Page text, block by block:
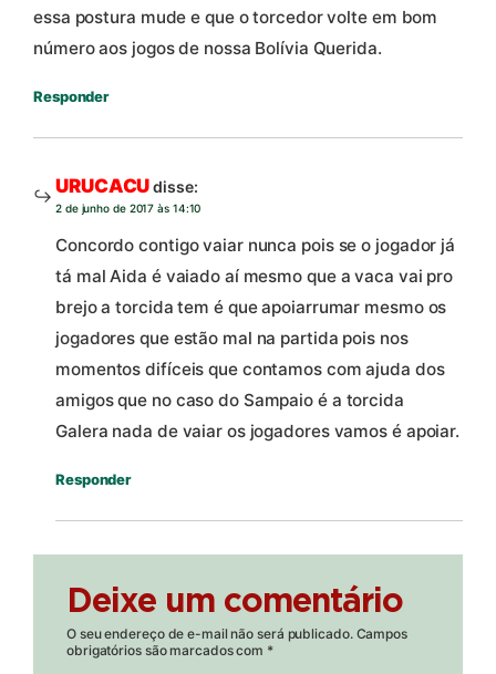
essa postura mude e que o torcedor volte em bom
número aos jogos de nossa Bolívia Querida.
Responder
URUCACUdisse:
2 de junho de 2017 às 14:10
Concordo contigo vaiar nunca pois se o jogador já
tá mal Aida é vaiado aí mesmo que a vaca vai pro
brejo a torcida tem é que apoiarrumar mesmo os
jogadores que estão mal na partida pois nos
momentos difíceis que contamos com ajuda dos
amigos que no caso do Sampaio é a torcida
Galera nada de vaiar os jogadores vamos é apoiar.
Responder
Deixe um comentário
O seu endereço de e-mail não será publicado. Campos
obrigatórios são marcados com *